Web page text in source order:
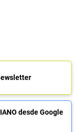
desde Google